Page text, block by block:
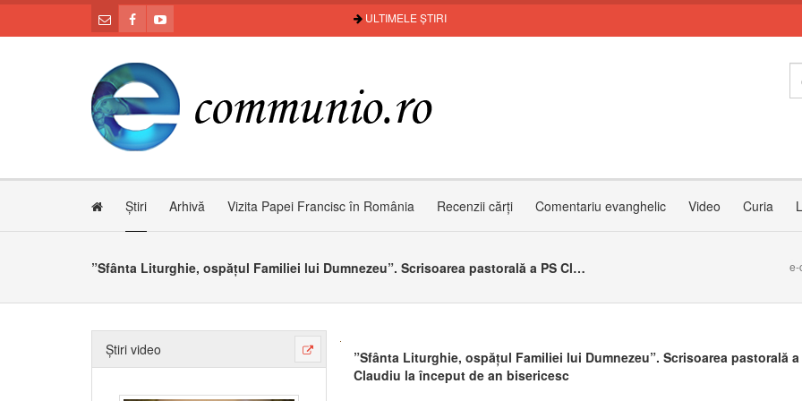
ULTIMELE ȘTIRI
Știri Arhivă Vizita Papei Francisc în România Recenzii cărți Comentariu evanghelic Video Curia
”Sfânta Liturghie, ospățul Familiei lui Dumnezeu”. Scrisoarea pastorală a PS Claudiu la început de an bisericesc e-
Știri video
”Sfânta Liturghie, ospățul Familiei lui Dumnezeu”. Scrisoarea pastorală a
Claudiu la început de an bisericesc